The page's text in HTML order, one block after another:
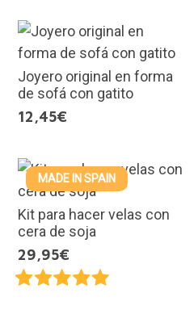
Joyero original en forma
de sofá con gatito
12,45€
MADE IN SPAIN
Kit para hacer velas con
cera de soja
29,95€